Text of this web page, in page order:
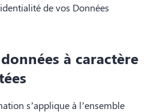
de vos Données
à caractère
s’applique à l’ensemble